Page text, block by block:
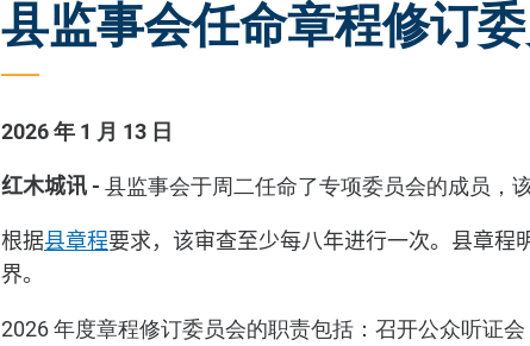
县监事会任命章程修订
2026 年 1 月 13 日
红木城讯 - 县监事会于周二任命了专项委员会的成员，
根据县章程要求，该审查至少每八年进行一次。县章
界。
2026 年度章程修订委员会的职责包括：召开公众听证